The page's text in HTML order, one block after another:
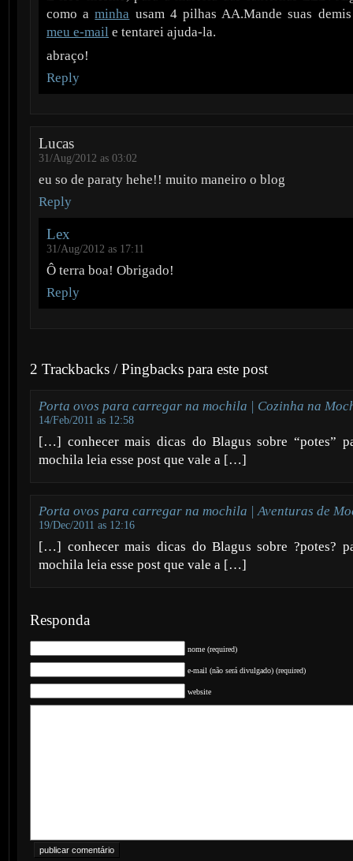
como aminha usam 4 pilhas AA.Mande suas
meu e-mail e tentarei ajuda-la.
abraço!
Reply
Lucas
31/Aug/2012 as 03:02
eu so de paraty hehe!! muito maneiro o blog
Reply
Lex
31/Aug/2012 as 17:11
Ô terra boa! Obrigado!
Reply
2 Trackbacks / Pingbacks para este post
Porta ovos para carregar na mochila | Cozinha na
14/Feb/2011 as 12:58
[…] conhecer mais dicas do Blagus sobre “potes”
mochila leia esse post que vale a […]
Porta ovos para carregar na mochila | Aventuras de
19/Dec/2011 as 12:16
[…] conhecer mais dicas do Blagus sobre ?potes?
mochila leia esse post que vale a […]
Responda
nome (required)
e-mail (não será divulgado) (required)
website